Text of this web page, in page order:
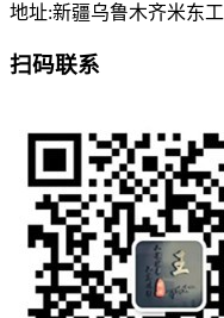
地址:新疆乌鲁木齐米东
扫码联系